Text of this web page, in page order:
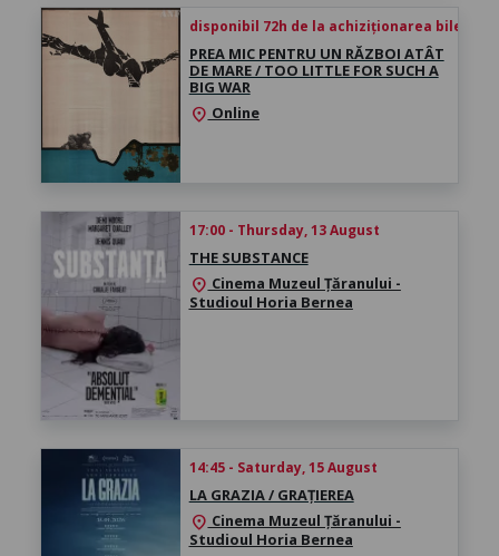
disponibil 72h de la achiziționarea biletului
PREA MIC PENTRU UN RĂZBOI ATÂT
DE MARE / TOO LITTLE FOR SUCH A
BIG WAR
location_on Online
17:00 - Thursday, 13 August
THE SUBSTANCE
location_on Cinema Muzeul Țăranului -
Studioul Horia Bernea
14:45 - Saturday, 15 August
LA GRAZIA / GRAȚIEREA
location_on Cinema Muzeul Țăranului -
Studioul Horia Bernea